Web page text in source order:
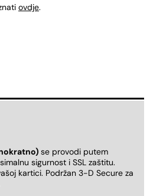
ovdje.
se provodi putem
sigurnost i SSL zaštitu.
kartici. Podržan 3-D Secure za